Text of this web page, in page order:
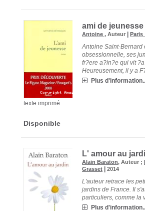
texte imprimé
ami de
Antoine, Auteur |Paris
Antoine Saint-Bernard
obsessionnelle, ses
fr?ere a?in?e qui vit
Heureusement, il y a
Plus
Disponible
L' amour au
Alain Baraton, Auteur ;
Grasset |2014
L'auteur retrace les
jardins de France. Il
particuliers, comme la
Plus